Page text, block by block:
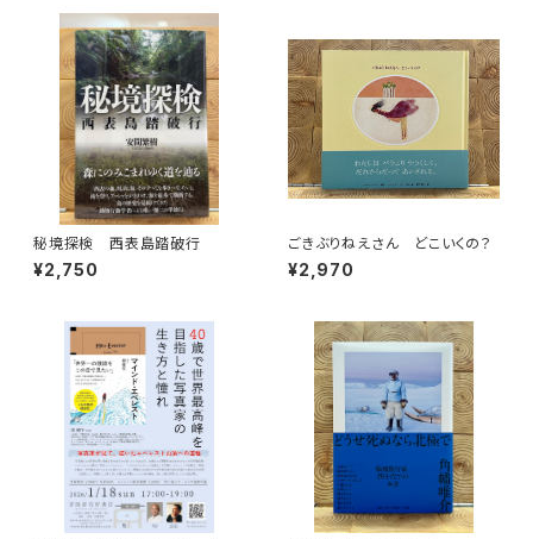
秘境探検 西表島踏破行
¥2,750
ごきぶりねえさん どこいくの？
¥2,970